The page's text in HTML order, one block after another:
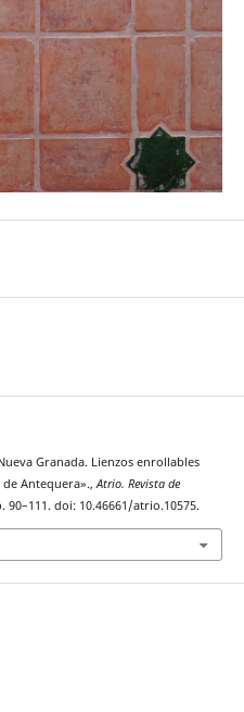
Granada. Lienzos enrollables
de Antequera».,Atrio. Revista de
90–111. doi: 10.46661/atrio.10575.